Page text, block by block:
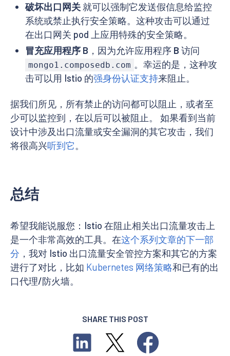
破坏出口网关就可以强制它发送假信息给监控
系统或禁止执行安全策略。这种攻击可以通过
在出口网关 pod 上应用特殊的安全策略。
冒充应用程序 B ，因为允许应用程序 B 访问
mongo1.composedb.com 。幸运的是，这种攻
击可以用 Istio 的强身份认证支持来阻止。
据我们所见，所有禁止的访问都可以阻止，或者至
少可以监控到，在以后可以被阻止。 如果看到当前
设计中涉及出口流量或安全漏洞的其它攻击，我们
将很高兴听到它。
总结
希望我能说服您：Istio 在阻止相关出口流量攻击上
是一个非常高效的工具。在这个系列文章的下一部
分 ，我对 Istio 出口流量安全管控方案和其它的方案
进行了对比，比如 Kubernetes 网络策略和已有的出
口代理/防火墙。
SHARE THIS POST